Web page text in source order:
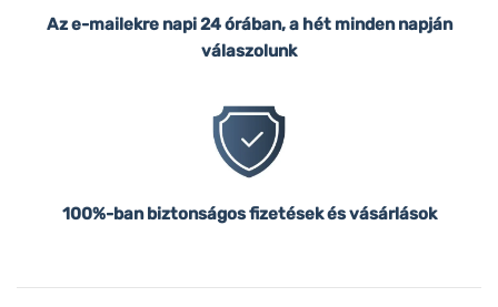
Az e-mailekre napi 24 órában, a hét minden napján
válaszolunk
100%-ban biztonságos fizetések és vásárlások